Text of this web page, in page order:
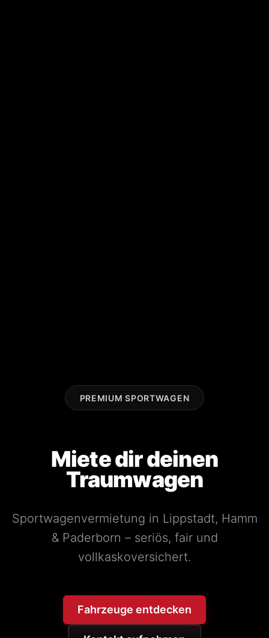
PREMIUM SPORTWAGEN
Miete dir deinen
Traumwagen
Sportwagenvermietung in Lippstadt, Hamm
& Paderborn – seriös, fair und
vollkaskoversichert.
Fahrzeuge entdecken